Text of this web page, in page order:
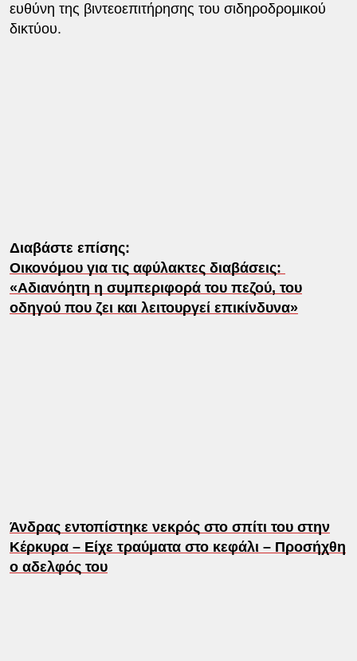
ευθύνη της βιντεοεπιτήρησης του σιδηροδρομικoύ
δικτύου.
Διαβάστε επίσης:
Οικονόμου για τις αφύλακτες διαβάσεις:
«Αδιανόητη η συμπεριφορά του πεζού, του
οδηγού που ζει και λειτουργεί επικίνδυνα»
Άνδρας εντοπίστηκε νεκρός στο σπίτι του στην
Κέρκυρα – Είχε τραύματα στο κεφάλι – Προσήχθη
ο αδελφός του